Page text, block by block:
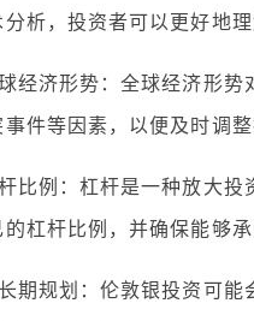
析，投资者可以更好地
经济形势：全球经济形
事件等因素，以便及时调
比例：杠杆是一种放大
杠杆比例，并确保能够
期规划：伦敦银投资可